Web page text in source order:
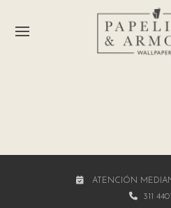
ATENCIÓN
311